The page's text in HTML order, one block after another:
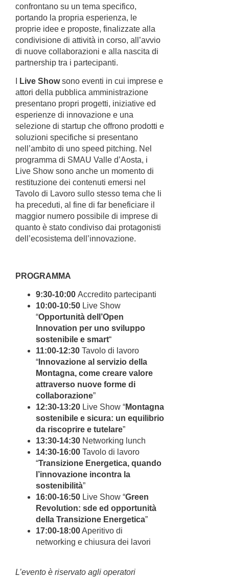
confrontano su un tema specifico,
portando la propria esperienza, le
proprie idee e proposte, finalizzate alla
condivisione di attività in corso, all’avvio
di nuove collaborazioni e alla nascita di
partnership tra i partecipanti.
Live Showsono eventi in cui imprese e
attori della pubblica amministrazione
presentano propri progetti, iniziative ed
esperienze di innovazione e una
selezione di startup che offrono prodotti e
soluzioni specifiche si presentano
nell’ambito di uno speed pitching. Nel
programma di SMAU Valle d’Aosta, i
Live Show sono anche un momento di
restituzione dei contenuti emersi nel
Tavolo di Lavoro sullo stesso tema che li
ha preceduti, al fine di far beneficiare il
maggior numero possibile di imprese di
quanto è stato condiviso dai protagonisti
dell’ecosistema dell’innovazione.
PROGRAMMA
9:30-10:00 Accredito partecipanti
10:00-10:50 Live Show
“Opportunità dell’Open
Innovation per uno sviluppo
sostenibile e smart“
11:00-12:30 Tavolo di lavoro
“ Innovazione al servizio della
Montagna, come creare valore
attraverso nuove forme di
collaborazione”
12:30-13:20 Live Show “Montagna
sostenibile e sicura: un equilibrio
da riscoprire e tutelare”
13:30-14:30 Networking lunch
14:30-16:00 Tavolo di lavoro
“Transizione Energetica, quando
l’innovazione incontra la
sostenibilità”
16:00-16:50 Live Show “Green
Revolution: sde ed opportunità
della Transizione Energetica”
17:00-18:00Aperitivo di
networking e chiusura dei lavori
L’evento è riservato agli operatori